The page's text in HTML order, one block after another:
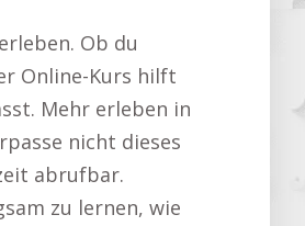
Ob du
Online-Kurs hilft
Mehr erleben in
nicht dieses
abrufbar.
zu lernen, wie